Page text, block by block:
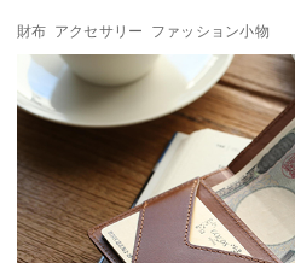
財布 アクセサリー ファッション小物